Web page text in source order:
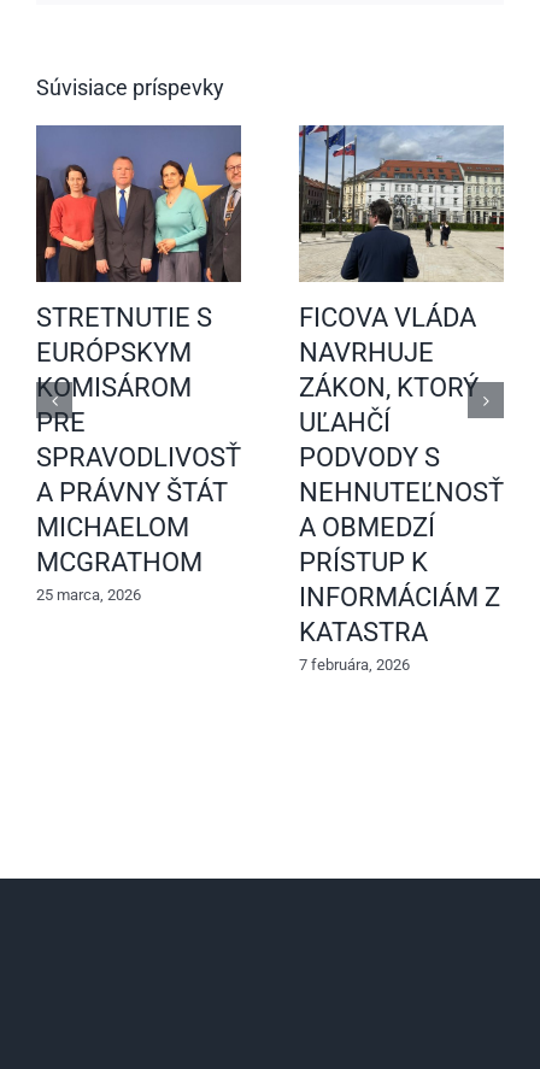
Súvisiace príspevky
STRETNUTIE S
EURÓPSKYM
KOMISÁROM
PRE
SPRAVODLIVOSŤ
A PRÁVNY ŠTÁT
MICHAELOM
MCGRATHOM
25 marca, 2026
FICOVA VLÁDA
NAVRHUJE
ZÁKON, KTORÝ
UĽAHČÍ
PODVODY S
A OBMEDZÍ
PRÍSTUP K
INFORMÁCIÁM Z
KATASTRA
7 februára, 2026